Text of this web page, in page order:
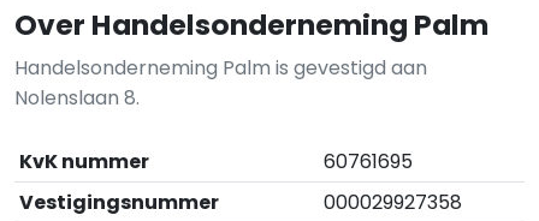
Over Handelsonderneming Palm
Handelsonderneming Palm is gevestigd aan
Nolenslaan 8.
KvK nummer
60761695
Vestigingsnummer
000029927358